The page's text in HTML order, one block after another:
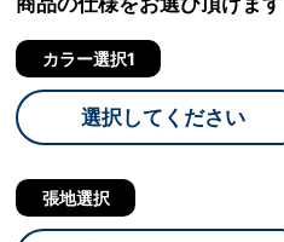
カラー選択1
選択してください
張地選択